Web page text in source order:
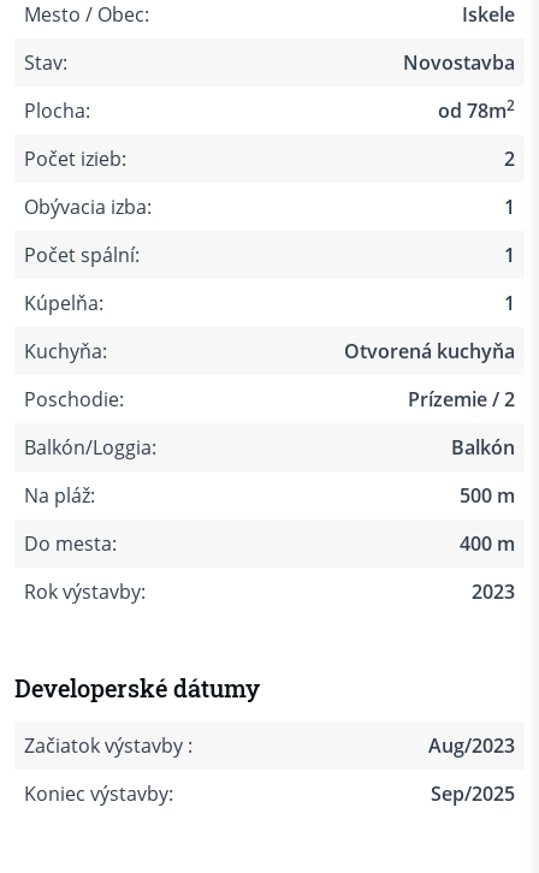
Mesto / Obec:
Iskele
Stav:
Novostavba
Plocha:
od 78m2
Počet izieb:
2
Obývacia izba:
1
Počet spální:
1
Kúpelňa:
1
Kuchyňa:
Otvorená kuchyňa
Poschodie:
Prízemie / 2
Balkón/Loggia:
Balkón
Na pláž:
500 m
Do mesta:
400 m
Rok výstavby:
2023
Developerské dátumy
Začiatok výstavby :
Aug/2023
Koniec výstavby:
Sep/2025